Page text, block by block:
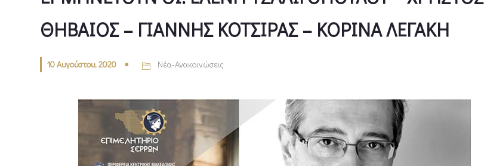
ΘΗΒΑΙΟΣ – ΓΙΑΝΝΗΣ ΚΟΤΣΙΡΑΣ – ΚΟΡΙΝΑ ΛΕΓΑΚΗ
10 Αυγούστου, 2020 Νέα-Ανακοινώσεις